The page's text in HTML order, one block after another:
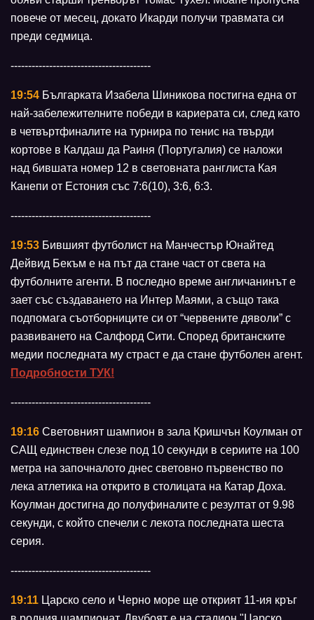
повече от месец, докато Икарди получи травмата си
преди седмица.
----------------------------------------
19:54 Българката Изабела Шиникова постигна една от
най-забележителните победи в кариерата си, след като
в четвъртфиналите на турнира по тенис на твърди
кортове в Калдаш да Раиня (Португалия) се наложи
над бившата номер 12 в световната ранглиста Кая
Канепи от Естония със 7:6(10), 3:6, 6:3.
----------------------------------------
19:53 Бившият футболист на Манчестър Юнайтед
Дейвид Бекъм е на път да стане част от света на
футболните агенти. В последно време англичанинът е
зает със създаването на Интер Маями, а също така
подпомага съотборниците си от “червените дяволи” с
развиването на Салфорд Сити. Според британските
медии последната му страст е да стане футболен агент.
Подробности ТУК!
----------------------------------------
19:16 Световният шампион в зала Кришчън Коулман от
САЩ единствен слезе под 10 секунди в сериите на 100
метра на започналото днес световно първенство по
лека атлетика на открито в столицата на Катар Доха.
Коулман достигна до полуфиналите с резултат от 9.98
секунди, с който спечели с лекота последната шеста
серия.
----------------------------------------
19:11 Царско село и Черно море ще открият 11-ия кръг